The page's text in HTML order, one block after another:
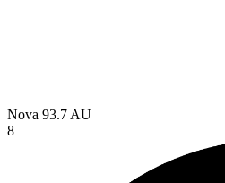
Nova 93.7 AU
8